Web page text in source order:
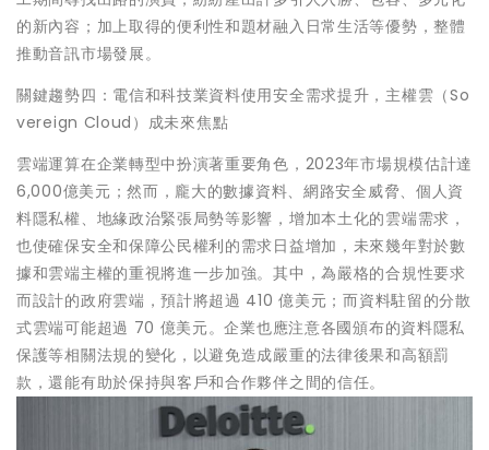
的新內容；加上取得的便利性和題材融入日常生活等優勢，整體
推動音訊市場發展。
關鍵趨勢四：電信和科技業資料使用安全需求提升，主權雲（So
vereign Cloud）成未來焦點
雲端運算在企業轉型中扮演著重要角色，2023年市場規模估計達
6,000億美元；然而，龐大的數據資料、網路安全威脅、個人資
料隱私權、地緣政治緊張局勢等影響，增加本土化的雲端需求，
也使確保安全和保障公民權利的需求日益增加，未來幾年對於數
據和雲端主權的重視將進一步加強。其中，為嚴格的合規性要求
而設計的政府雲端，預計將超過 410 億美元；而資料駐留的分散
式雲端可能超過 70 億美元。企業也應注意各國頒布的資料隱私
保護等相關法規的變化，以避免造成嚴重的法律後果和高額罰
款，還能有助於保持與客戶和合作夥伴之間的信任。